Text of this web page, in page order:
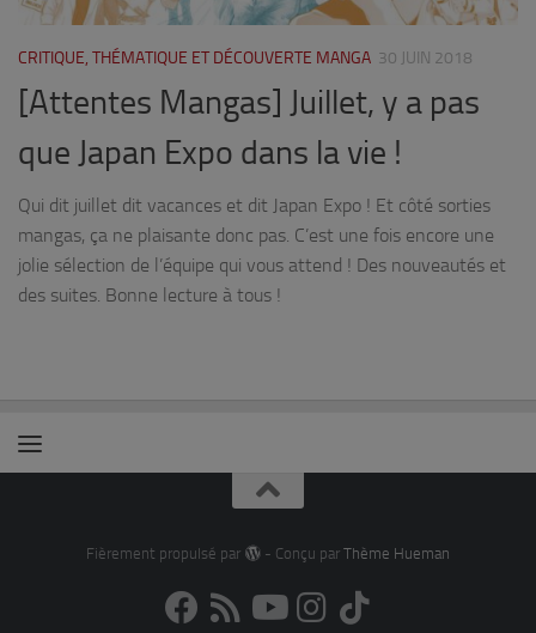
CRITIQUE, THÉMATIQUE ET DÉCOUVERTE MANGA 30 JUIN 2018
[Attentes Mangas] Juillet, y a pas
que Japan Expo dans la vie !
Qui dit juillet dit vacances et dit Japan Expo ! Et côté sorties
mangas, ça ne plaisante donc pas. C’est une fois encore une
jolie sélection de l’équipe qui vous attend ! Des nouveautés et
des suites. Bonne lecture à tous !
Fièrement propulsé par - Conçu par Thème Hueman